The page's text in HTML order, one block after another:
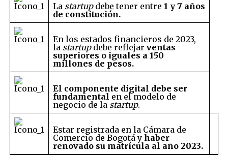
La startup debe tener entre 1 y 7 años
de constitución.
En los estados financieros de 2023,
la startupdebe reflejar ventas
superiores o iguales a 150
millones de pesos.
El componente digital debe ser
fundamental en el modelo de
negocio de la startup.
Estar registrada en la Cámara de
Comercio de Bogotá y haber
renovado su matrícula al año 2023.